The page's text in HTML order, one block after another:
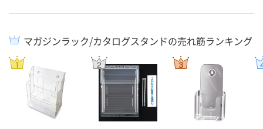
マガジンラック/カタログスタンドの売れ筋ランキング